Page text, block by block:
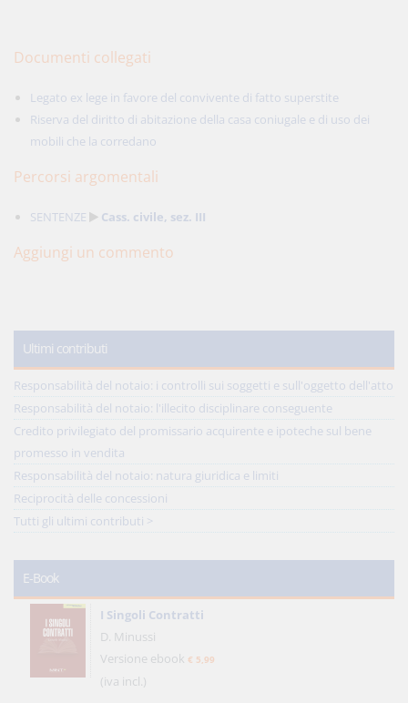
Documenti collegati
Legato ex lege in favore del convivente di fatto superstite
Riserva del diritto di abitazione della casa coniugale e di uso dei
mobili che la corredano
Percorsi argomentali
SENTENZE Cass. civile, sez. III
Aggiungi un commento
Ultimi contributi
Responsabilità del notaio: i controlli sui soggetti e sull'oggetto dell'atto
Responsabilità del notaio: l'illecito disciplinare conseguente
Credito privilegiato del promissario acquirente e ipoteche sul bene
promesso in vendita
Responsabilità del notaio: natura giuridica e limiti
Reciprocità delle concessioni
Tutti gli ultimi contributi >
E-Book
I Singoli Contratti
D. Minussi
Versione ebook € 5,99
(iva incl.)